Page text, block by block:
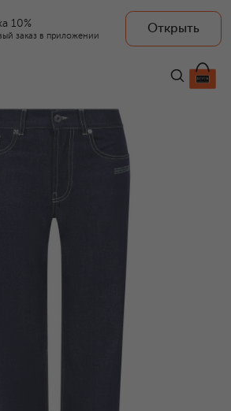
10%
заказ в приложении
Открыть